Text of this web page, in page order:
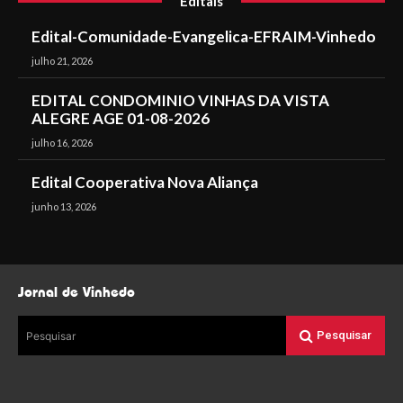
Edital-Comunidade-Evangelica-EFRAIM-Vinhedo
julho 21, 2026
EDITAL CONDOMINIO VINHAS DA VISTA
ALEGRE AGE 01-08-2026
julho 16, 2026
Edital Cooperativa Nova Aliança
junho 13, 2026
Jornal de Vinhedo
Pesquisar Pesquisar